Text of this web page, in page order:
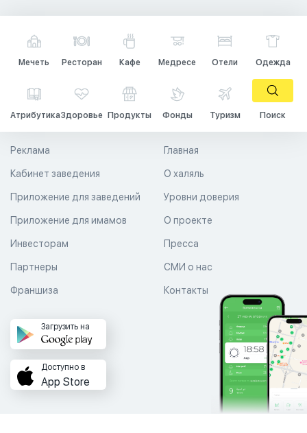
Мечеть Ресторан Кафе Медресе Отели Одежда
АтрибутикаЗдоровье Продукты Фонды Туризм Поиск
Главная
О халяль
Уровни доверия
Реклама
Кабинет заведения
Приложение для заведений
Приложение для имамов О проекте
Пресса
СМИ о нас
Контакты
Инвесторам
Партнеры
Франшиза
Загрузить на
Доступно в
App Store